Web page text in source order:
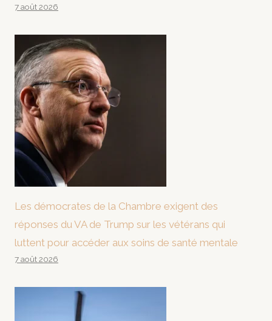
7 août 2026
Les démocrates de la Chambre exigent des
réponses du VA de Trump sur les vétérans qui
luttent pour accéder aux soins de santé mentale
7 août 2026